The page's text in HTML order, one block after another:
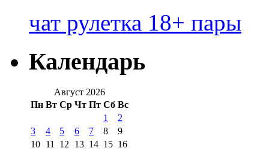
чат рулетка 18+ пары
Календарь
Август 2026
Пн Вт Ср Чт Пт Сб Вс
1
2
3
4 5 6 7 8
9
10 11 12 13 14 15 16